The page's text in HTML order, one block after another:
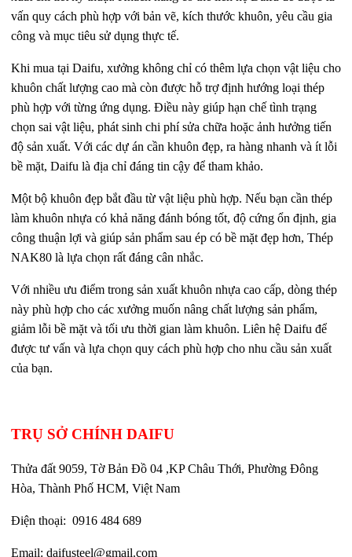
vấn quy cách phù hợp với bản vẽ, kích thước khuôn, yêu cầu gia
công và mục tiêu sử dụng thực tế.
Khi mua tại Daifu, xưởng không chỉ có thêm lựa chọn vật liệu cho
khuôn chất lượng cao mà còn được hỗ trợ định hướng loại thép
phù hợp với từng ứng dụng. Điều này giúp hạn chế tình trạng
chọn sai vật liệu, phát sinh chi phí sửa chữa hoặc ảnh hưởng tiến
độ sản xuất. Với các dự án cần khuôn đẹp, ra hàng nhanh và ít lỗi
bề mặt, Daifu là địa chỉ đáng tin cậy để tham khảo.
Một bộ khuôn đẹp bắt đầu từ vật liệu phù hợp. Nếu bạn cần thép
làm khuôn nhựa có khả năng đánh bóng tốt, độ cứng ổn định, gia
công thuận lợi và giúp sản phẩm sau ép có bề mặt đẹp hơn, Thép
NAK80 là lựa chọn rất đáng cân nhắc.
Với nhiều ưu điểm trong sản xuất khuôn nhựa cao cấp, dòng thép
này phù hợp cho các xưởng muốn nâng chất lượng sản phẩm,
giảm lỗi bề mặt và tối ưu thời gian làm khuôn. Liên hệ Daifu để
được tư vấn và lựa chọn quy cách phù hợp cho nhu cầu sản xuất
của bạn.
TRỤ SỞ CHÍNH DAIFU
Thửa đất 9059, Tờ Bản Đồ 04 ,KP Châu Thới, Phường Đông
Hòa, Thành Phố HCM, Việt Nam
Điện thoại: 0916 484 689
Email: daifusteel@gmail.com